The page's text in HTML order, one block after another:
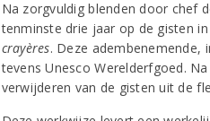
Na zorgvuldig blenden door chef
tenminste drie jaar op de gisten
crayères. Deze adembenemende,
tevens Unesco Werelderfgoed.
verwijderen van de gisten uit de